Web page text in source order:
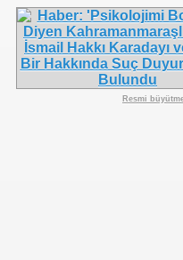
Resmi
-Engellenen Mühendis
Halal Food